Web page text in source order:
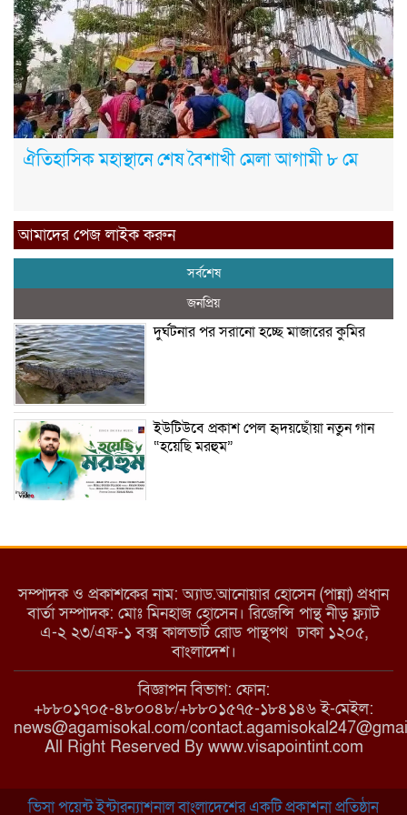
ঐতিহাসিক মহাস্থানে শেষ বৈশাখী মেলা আগামী ৮ মে
আমাদের পেজ লাইক করুন
সর্বশেষ
জনপ্রিয়
দুর্ঘটনার পর সরানো হচ্ছে মাজারের কুমির
ইউটিউবে প্রকাশ পেল হৃদয়ছোঁয়া নতুন গান
“হয়েছি মরহুম”
নেশা
মাধবপুরে কমিউনিটি ক্লিনিকে অনিয়মের
অভিযোগ
রাজবাড়ী: বালিয়াকান্দিতে কিশোরীর ঝুলন্ত
মরদেহ উদ্ধার
সম্পাদক ও প্রকাশকের নাম: অ্যাড.আনোয়ার হোসেন (পান্না) প্রধান
বার্তা সম্পাদক: মোঃ মিনহাজ হোসেন। রিজেন্সি পান্থ নীড় ফ্ল্যাট
এ-২ ২৩/এফ-১ বক্স কালভার্ট রোড পান্থপথ ঢাকা ১২০৫,
বাংলাদেশ।
বিজ্ঞাপন বিভাগ: ফোন:
+৮৮০১৭০৫-৪৮০০৪৮/+৮৮০১৫৭৫-১৮৪১৪৬ ই-মেইল:
news@agamisokal.com/
All Right Reserved By www.visapointint.com
ভিসা পয়েন্ট ইন্টারন্যাশনাল বাংলাদেশের একটি প্রকাশনা প্রতিষ্ঠান